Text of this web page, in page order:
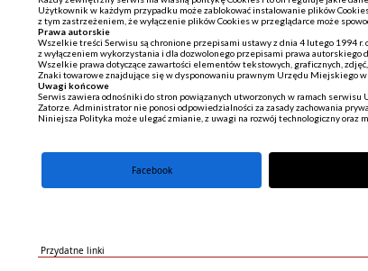
Użytkownik w każdym przypadku może zablokować instalowanie plików
z tym zastrzeżeniem, że wyłączenie plików Cookies w przeglądarce może
Prawa autorskie
Wszelkie treści Serwisu są chronione przepisami ustawy z dnia 4 lutego 1994
z wyłączeniem wykorzystania i dla dozwolonego przepisami prawa autorskiego
Wszelkie prawa dotyczące zawartości elementów tekstowych, graficznych,
Znaki towarowe znajdujące się w dysponowaniu prawnym Urzędu Miejskiego
Uwagi końcowe
Serwis zawiera odnośniki do stron powiązanych utworzonych w ramach
Zatorze. Administrator nie ponosi odpowiedzialności za zasady zachowania
Niniejsza Polityka może ulegać zmianie, z uwagi na rozwój technologiczny
Facebook
Przydatne linki